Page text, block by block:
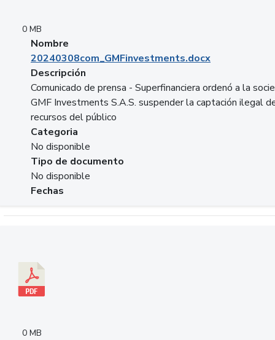
0 MB
Nombre
20240308com_GMFinvestments.docx
Descripción
Comunicado de prensa - Superfinanciera ordenó a la
GMF Investments S.A.S. suspender la captación ilegal
recursos del público
Categoria
No disponible
Tipo de documento
No disponible
Fechas
0 MB